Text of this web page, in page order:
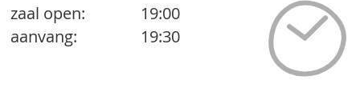
zaal open:
19:00
aanvang:
19:30